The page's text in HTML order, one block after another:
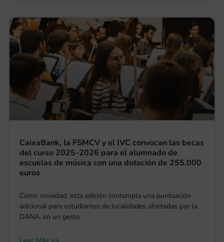
CaixaBank, la FSMCV y el IVC convocan las becas
del curso 2025-2026 para el alumnado de
escuelas de música con una dotación de 255.000
euros
Como novedad, esta edición contempla una puntuación
adicional para estudiantes de localidades afectadas por la
DANA, en un gesto
Leer Más >>